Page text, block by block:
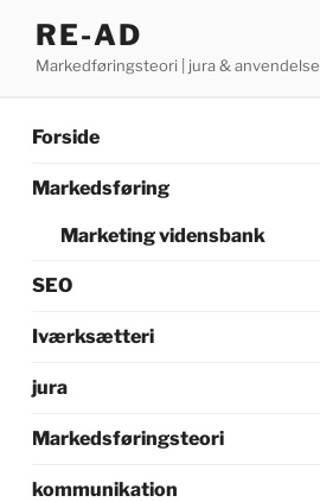
indhold
RE-AD
Markedføringsteori | jura & anvendelse
Forside
Markedsføring
Marketing vidensbank
SEO
Iværksætteri
jura
Markedsføringsteori
kommunikation